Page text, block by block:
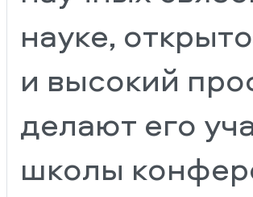
науке,
и высокий
делают его
школы